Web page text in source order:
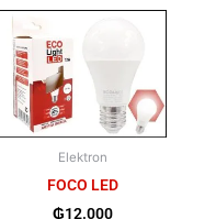
Elektron
FOCO LED
₲12.000